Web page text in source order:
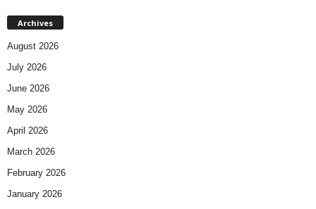
Archives
August 2026
July 2026
June 2026
May 2026
April 2026
March 2026
February 2026
January 2026